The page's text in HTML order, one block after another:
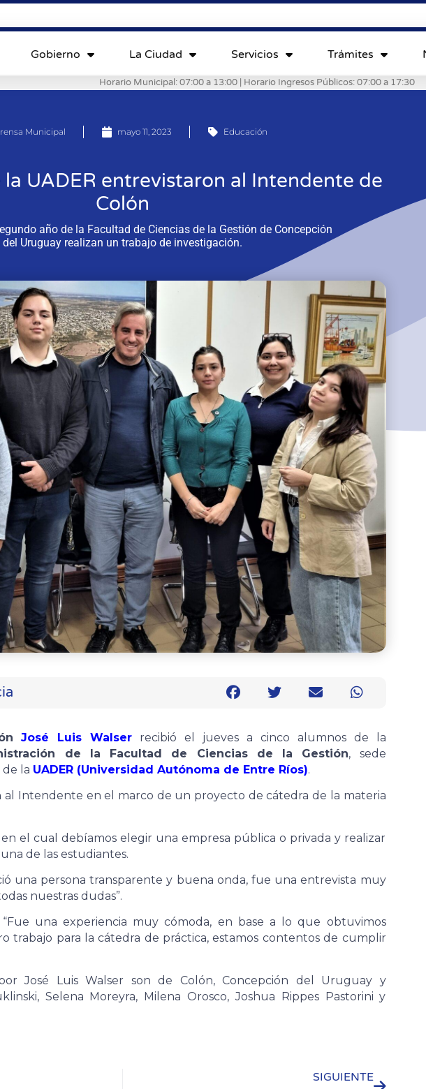
Gobierno La Ciudad Servicios Trámites
Horario Municipal: 07:00 a 13:00 | Horario Ingresos Públicos: 07:00 a 17:30
Municipal mayo 11, 2023 Educación
UADER entrevistaron al Intendente de
Colón
año de la Facultad de Ciencias de la Gestión de Concepción
del Uruguay realizan un trabajo de investigación.
José Luis Walserrecibió el jueves a cinco alumnos de la
de la Facultad de Ciencias de la Gestión, sede
la UADER (Universidad Autónoma de Entre Ríos).
al Intendente en el marco de un proyecto de cátedra de la materia
el cual debíamos elegir una empresa pública o privada y realizar
de las estudiantes.
una persona transparente y buena onda, fue una entrevista muy
nuestras dudas”.
“Fue una experiencia muy cómoda, en base a lo que obtuvimos
trabajo para la cátedra de práctica, estamos contentos de cumplir
José Luis Walser son de Colón, Concepción del Uruguay y
Selena Moreyra, Milena Orosco, Joshua Rippes Pastorini y
SIGUIENTE